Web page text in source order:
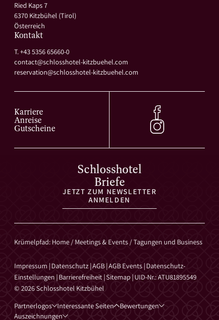
Ried Kaps 7
6370 Kitzbühel (Tirol)
Österreich
Kontakt
T. +43 5356 65660-0
contact@schlosshotel-kitzbuehel.com
reservation@schlosshotel-kitzbuehel.com
Karriere
Anreise
Gutscheine
Schlosshotel
Briefe
JETZT ZUM NEWSLETTER
ANMELDEN
Krümelpfad: Home/ Meetings & Events/Tagungen und Business
Impressum |Datenschutz |AGB |AGB Events |Datenschutz-
Einstellungen |Barrierefreiheit |Sitemap |UID-Nr.: ATU81895549
© 2026 Schlosshotel Kitzbühel
Partnerlogos
Interessante Seiten
Bewertungen
Auszeichnungen